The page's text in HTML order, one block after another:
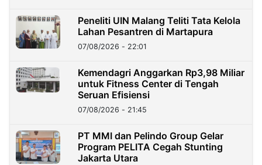
Peneliti UIN Malang Teliti Tata Kelola
Lahan Pesantren di Martapura
07/08/2026 - 22:01
Kemendagri Anggarkan Rp3,98 Miliar
untuk Fitness Center di Tengah
Seruan Efisiensi
07/08/2026 - 21:45
PT MMI dan Pelindo Group Gelar
Program PELITA Cegah Stunting
Jakarta Utara